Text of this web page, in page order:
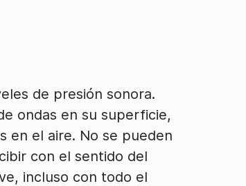
de presión sonora.
ondas en su superficie,
en el aire. No se pueden
con el sentido del
incluso con todo el